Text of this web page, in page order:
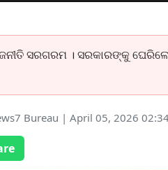
ସରଗରମ । ସରକାରଙ୍କୁ
Bureau | April 05, 2026